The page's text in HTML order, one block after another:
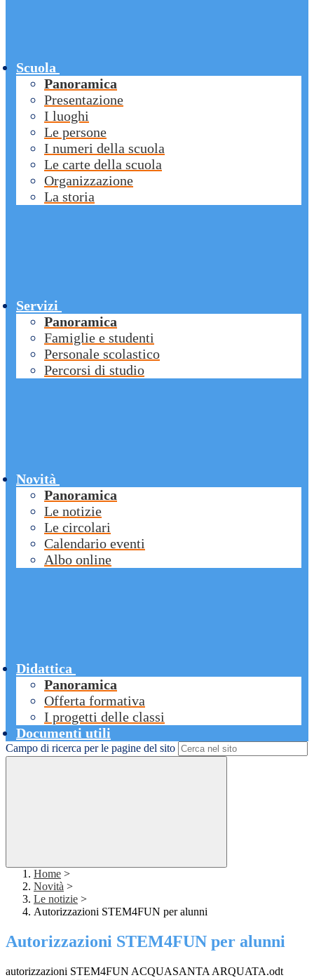
Scuola
Panoramica
Presentazione
I luoghi
Le persone
I numeri della scuola
Le carte della scuola
Organizzazione
La storia
Servizi
Panoramica
Famiglie e studenti
Personale scolastico
Percorsi di studio
Novità
Panoramica
Le notizie
Le circolari
Calendario eventi
Albo online
Didattica
Panoramica
Offerta formativa
I progetti delle classi
Documenti utili
Campo di ricerca per le pagine del sito
Home >
Novità >
Le notizie >
Autorizzazioni STEM4FUN per alunni
Autorizzazioni STEM4FUN per alunni
autorizzazioni STEM4FUN ACQUASANTA ARQUATA.odt